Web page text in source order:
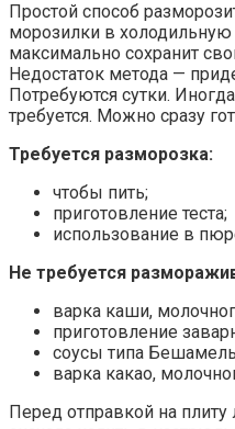
Простой способ
морозилки в холодильную
максимально сохранит
Недостаток метода —
Потребуются сутки.
требуется. Можно сразу
Требуется разморозка:
чтобы пить;
приготовление теста;
использование в
Не требуется
варка каши,
приготовление
соусы типа
варка какао,
Перед отправкой на